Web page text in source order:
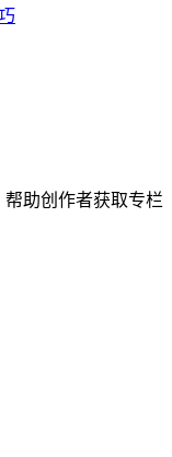
助创作者获取专栏